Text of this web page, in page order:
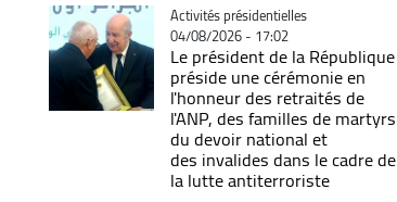
Catégorie
Activités présidentielles
04/08/2026 - 17:02
Le président de la République
préside une cérémonie en
l'honneur des retraités de
l'ANP, des familles de martyrs
du devoir national et
des invalides dans le cadre de
la lutte antiterroriste